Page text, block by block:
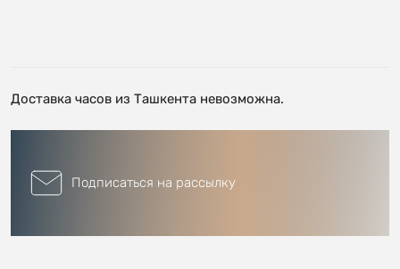
Доставка часов из Ташкента невозможна.
Подписаться на рассылку